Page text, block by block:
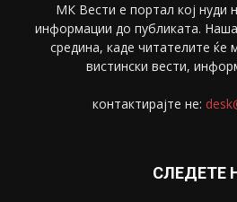
МК Вести е портал коj нуди
информации до публиката.
средина, каде читателите ќе
вистински вести,
контактирајте не:
СЛЕДЕТЕ